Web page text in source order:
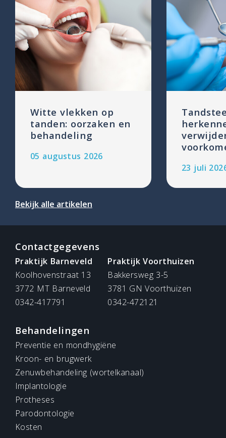
Witte vlekken op
tanden: oorzaken en
behandeling
05 augustus 2026
23 juli
Bekijk alle artikelen
Contactgegevens
Praktijk Barneveld
Koolhovenstraat 13
3772 MT Barneveld
0342-417791
Praktijk Voorthuizen
Bakkersweg 3-5
3781 GN Voorthuizen
0342-472121
Behandelingen
Preventie en mondhygiëne
Kroon- en brugwerk
Zenuwbehandeling (wortelkanaal)
Implantologie
Protheses
Parodontologie
Kosten